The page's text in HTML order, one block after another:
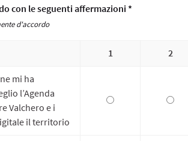
con le seguenti affermazioni *
d'accordo
1 2
mi ha
l’Agenda
Valchero e i
il territorio